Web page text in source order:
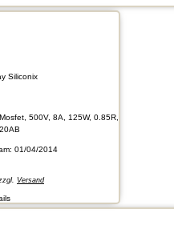
Siliconix
500V, 8A, 125W, 0.85R,
01/04/2014
Versand